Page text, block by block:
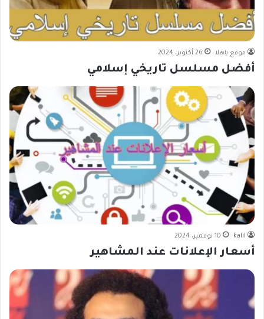
موقع ياهلا 26 أكتوبر، 2024
أفضل مسلسل تاريخي إسلامي
kalil 10 نوفمبر، 2024
أسعار الإعلانات عند المشاهير